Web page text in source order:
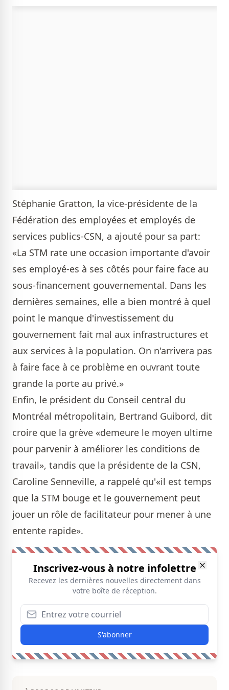
Stéphanie Gratton, la vice-présidente de la
Fédération des employées et employés de
services publics-CSN, a ajouté pour sa part:
«La STM rate une occasion importante d'avoir
ses employé-es à ses côtés pour faire face au
sous-financement gouvernemental. Dans les
dernières semaines, elle a bien montré à quel
point le manque d'investissement du
gouvernement fait mal aux infrastructures et
aux services à la population. On n'arrivera pas
à faire face à ce problème en ouvrant toute
grande la porte au privé.»
Enfin, le président du Conseil central du
Montréal métropolitain, Bertrand Guibord, dit
croire que la grève «demeure le moyen ultime
pour parvenir à améliorer les conditions de
travail», tandis que la présidente de la CSN,
Caroline Senneville, a rappelé qu'«il est temps
que la STM bouge et le gouvernement peut
jouer un rôle de facilitateur pour mener à une
entente rapide».
Inscrivez-vous à notre infolettre
Recevez les dernières nouvelles directement dans
votre boîte de réception.
S'abonner